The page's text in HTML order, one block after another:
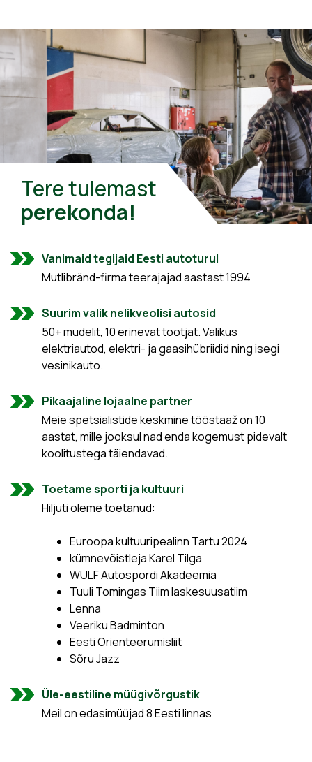
Tere tulemast
perekonda!
Vanimaid tegijaid Eesti autoturul
Mutlibränd-firma teerajajad aastast 1994
Suurim valik nelikveolisi autosid
50+ mudelit, 10 erinevat tootjat. Valikus
elektriautod, elektri- ja gaasihübriidid ning isegi
vesinikauto.
Pikaajaline lojaalne partner
Meie spetsialistide keskmine tööstaaž on 10
aastat, mille jooksul nad enda kogemust pidevalt
koolitustega täiendavad.
Toetame sporti ja kultuuri
Hiljuti oleme toetanud:
Euroopa kultuuripealinn Tartu 2024
kümnevõistleja Karel Tilga
WULF Autospordi Akadeemia
Tuuli Tomingas Tiim laskesuusatiim
Lenna
Veeriku Badminton
Eesti Orienteerumisliit
Sõru Jazz
Üle-eestiline müügivõrgustik
Meil on edasimüüjad 8 Eesti linnas